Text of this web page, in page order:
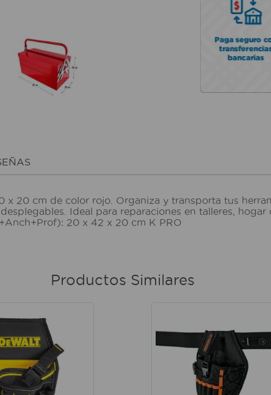
x 20 cm de color rojo. Organiza y transporta tus
Ideal para reparaciones en talleres,
20 x 42 x 20 cm K PRO
Productos Similares